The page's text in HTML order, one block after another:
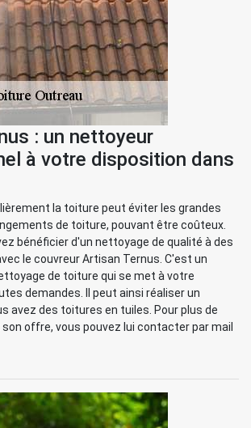
: un nettoyeur
à votre disposition dans
la toiture peut éviter les grandes
de toiture, pouvant être coûteux.
bénéficier d'un nettoyage de qualité à des
le couvreur Artisan Ternus. C'est un
de toiture qui se met à votre
demandes. Il peut ainsi réaliser un
avez des toitures en tuiles. Pour plus de
offre, vous pouvez lui contacter par mail